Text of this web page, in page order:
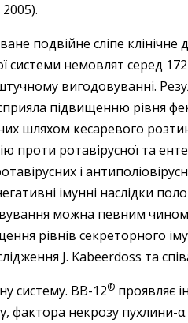
подвійне сліпе клінічне
системи немовлят серед
вигодовуванні.
підвищенню рівня
шляхом кесаревого
проти ротавірусної та
і
імунні наслідки
можна певним
рівнів секреторного
J. Kabeerdoss та
систему. BB-12® проявляє
фактора некрозу пухлини-α